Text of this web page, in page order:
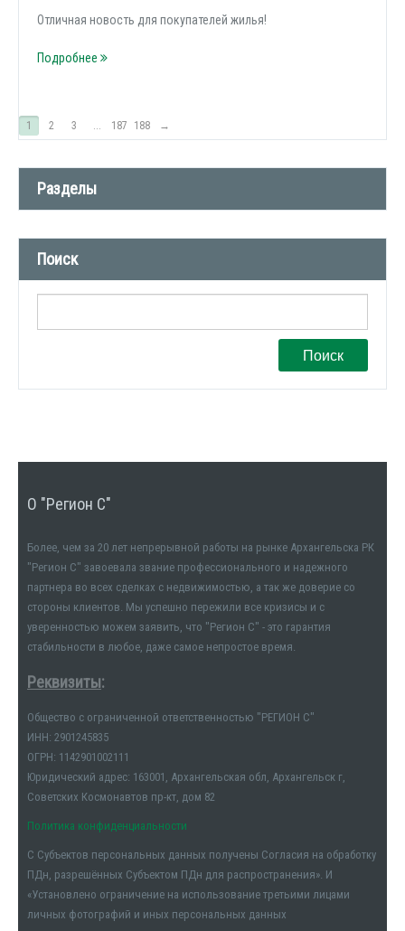
Отличная новость для покупателей жилья!
Подробнее
1 2 3 ... 187 188 →
Разделы
Новости компании (509)
СМИ о нас (1)
Поиск
Поиск
О "Регион С"
Более, чем за 20 лет непрерывной работы на рынке Архангельска РК
"Регион С" завоевала звание профессионального и надежного
партнера во всех сделках с недвижимостью, а так же доверие со
стороны клиентов. Мы успешно пережили все кризисы и с
уверенностью можем заявить, что "Регион С" - это гарантия
стабильности в любое, даже самое непростое время.
Реквизиты:
Общество с ограниченной ответственностью "РЕГИОН С"
ИНН: 2901245835
ОГРН: 1142901002111
Юридический адрес: 163001, Архангельская обл, Архангельск г,
Советских Космонавтов пр-кт, дом 82
Политика конфиденциальности
С Субъектов персональных данных получены Согласия на обработку
ПДн, разрешённых Субъектом ПДн для распространения». И
«Установлено ограничение на использование третьими лицами
личных фотографий и иных персональных данных